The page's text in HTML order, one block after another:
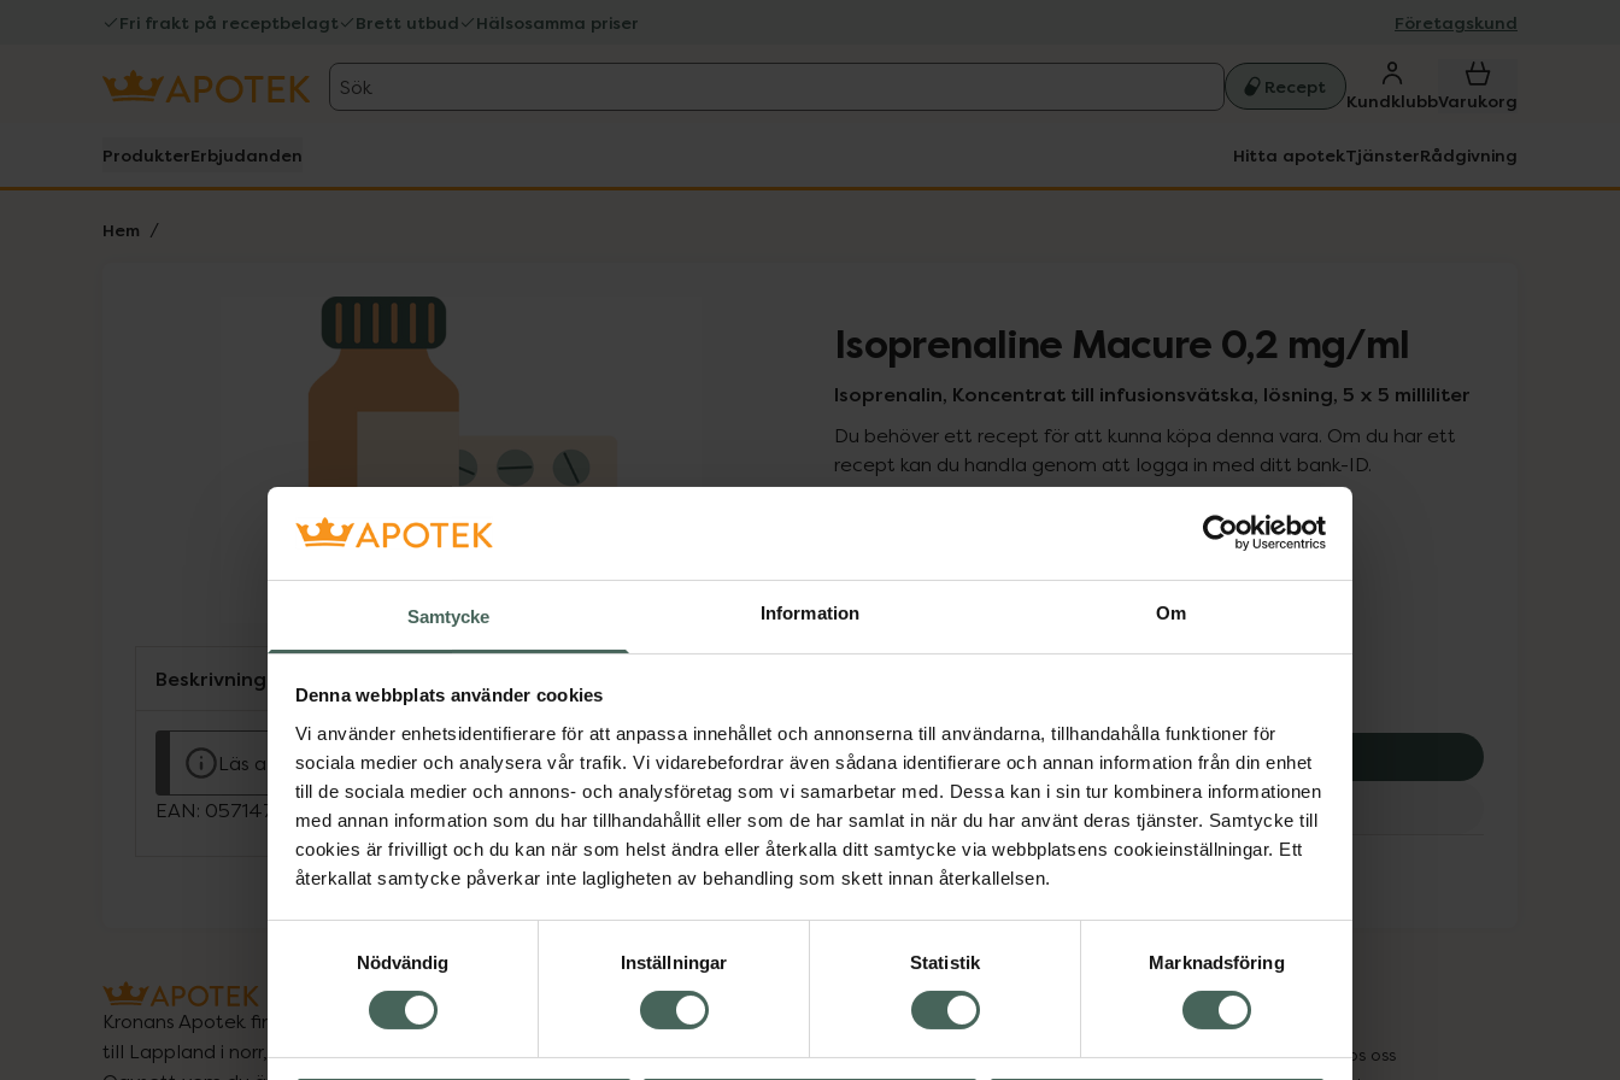
Samtycke Information Om
Denna webbplats använder cookies
Vi använder enhetsidentifierare för att anpassa innehållet och annonserna till användarna, tillhandahålla funktioner för
sociala medier och analysera vår trafik. Vi vidarebefordrar även sådana identifierare och annan information från din enhet
till de sociala medier och annons- och analysföretag som vi samarbetar med. Dessa kan i sin tur kombinera informationen
med annan information som du har tillhandahållit eller som de har samlat in när du har använt deras tjänster. Samtycke till
cookies är frivilligt och du kan när som helst ändra eller återkalla ditt samtycke via webbplatsens cookieinställningar. Ett
återkallat samtycke påverkar inte lagligheten av behandling som skett innan återkallelsen.
Nödvändig
Inställningar Statistik Marknadsföring
Fri frakt på receptbelagt Brett utbud Hälsosamma priser Företagskund
Sök Recept
KundklubbVarukorg
ProdukterErbjudanden Hitta apotekTjänsterRådgivning
Hem
Lista: . Innehåller 1 objekt. Isoprenaline Macure 0,2 mg/ml
Isoprenalin, Koncentrat till infusionsvätska, lösning, 5 x 5 milliliter
Du behöver ett recept för att kunna köpa denna vara. Om du har ett
recept kan du handla genom att logga in med ditt bank-ID.
Pris med recept
4148,25 kr
Köp via ditt recept
Aktuella erbjudanden
Beskrivning
Läs alltid bipacksedeln innan användning.
EAN: 05714764111609
Kronans Apotek finns här för dig. Du hittar oss från Skåne i syd
till Lappland i norr, och online i mobilen och på datorn.
Vanliga frågor
Om recept och läkemedel
Högkostnadsskyddet
Jobba hos oss